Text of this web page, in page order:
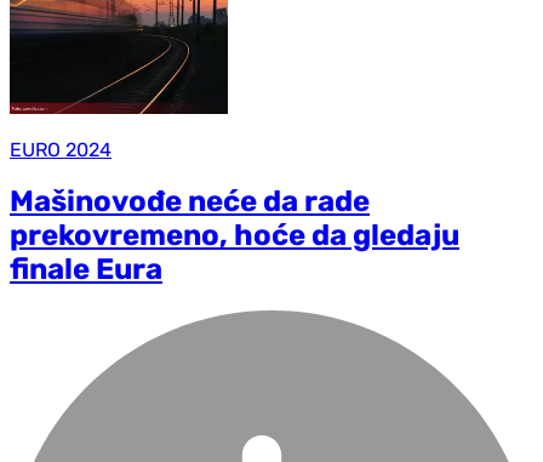
EURO 2024
Mašinovođe neće da rade
prekovremeno, hoće da gledaju
finale Eura